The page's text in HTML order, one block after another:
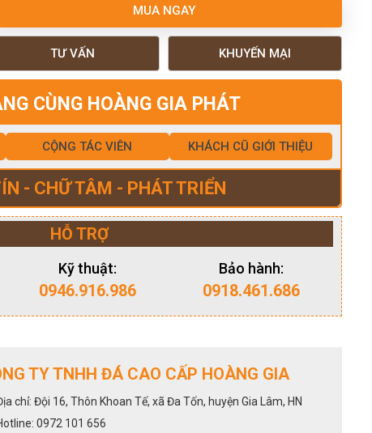
MUA NGAY
TƯ VẤN KHUYẾN MẠI
CÙNG HOÀNG GIA PHÁT
CỘNG TÁC VIÊN KHÁCH CŨ GIỚI THIỆU
- CHỮ TÂM - PHÁT TRIỂN
HỖ TRỢ
Kỹ thuật:
0946.916.986
Bảo hành:
0918.461.686
TY TNHH ĐÁ CAO CẤP HOÀNG GIA
chỉ: Đội 16, Thôn Khoan Tế, xã Đa Tốn, huyện Gia Lâm, HN
0972 101 656